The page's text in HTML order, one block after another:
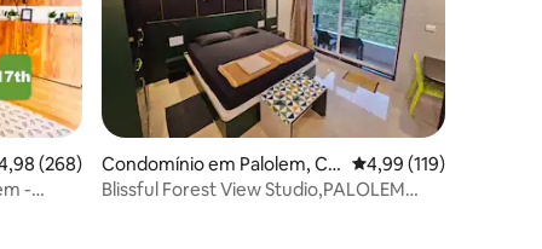
média de 4,98 em 5 estrelas, 268avaliações
(268)
-
Condomínio em Palolem, Ca
nacona
Classificação média
4,99 (119)
Blissful Forest View Studio,PALOLEM